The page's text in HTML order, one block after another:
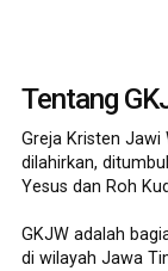
Tentang
Greja Kristen Jawi
dilahirkan,
Yesus dan Roh
GKJW adalah
di wilayah Jawa